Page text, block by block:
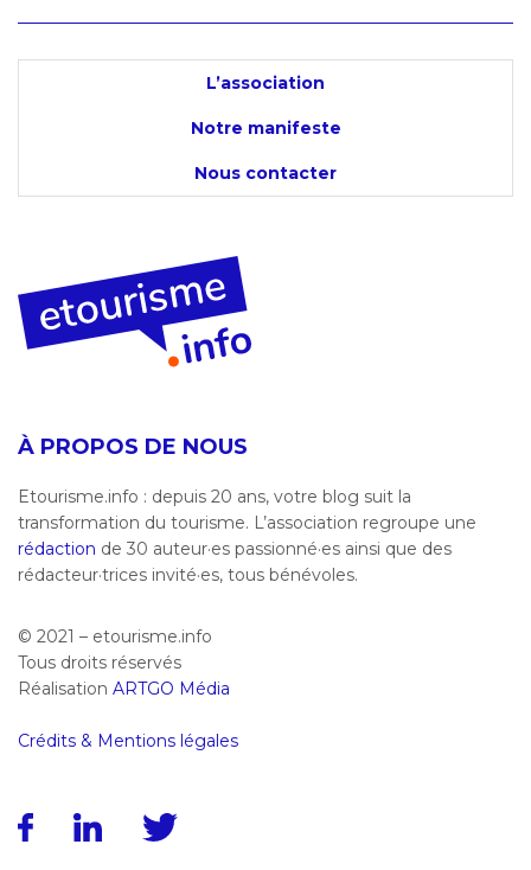
L’association
Notre manifeste
Nous contacter
À PROPOS DE NOUS
Etourisme.info : depuis 20 ans, votre blog suit la
transformation du tourisme. L’association regroupe une
rédaction de 30 auteur·es passionné·es ainsi que des
rédacteur·trices invité·es, tous bénévoles.
© 2021 – etourisme.info
Tous droits réservés
Réalisation ARTGO Média
Crédits & Mentions légales